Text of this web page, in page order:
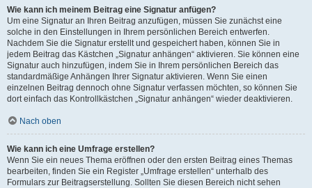
Wie kann ich meinem Beitrag eine Signatur anfügen?
Um eine Signatur an Ihren Beitrag anzufügen, müssen Sie zunächst eine
solche in den Einstellungen in Ihrem persönlichen Bereich entwerfen.
Nachdem Sie die Signatur erstellt und gespeichert haben, können Sie in
jedem Beitrag das Kästchen „Signatur anhängen“ aktivieren. Sie können eine
Signatur auch hinzufügen, indem Sie in Ihrem persönlichen Bereich das
standardmäßige Anhängen Ihrer Signatur aktivieren. Wenn Sie einen
einzelnen Beitrag dennoch ohne Signatur verfassen möchten, so können Sie
dort einfach das Kontrollkästchen „Signatur anhängen“ wieder deaktivieren.
Nach oben
Wie kann ich eine Umfrage erstellen?
Wenn Sie ein neues Thema eröffnen oder den ersten Beitrag eines Themas
bearbeiten, finden Sie ein Register „Umfrage erstellen“ unterhalb des
Formulars zur Beitragserstellung. Sollten Sie diesen Bereich nicht sehen